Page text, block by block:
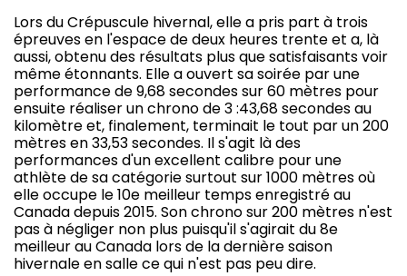
Lors du Crépuscule hivernal, elle a pris part à trois
épreuves en l'espace de deux heures trente et a, là
aussi, obtenu des résultats plus que satisfaisants voir
même étonnants. Elle a ouvert sa soirée par une
performance de 9,68 secondes sur 60 mètres pour
ensuite réaliser un chrono de 3 :43,68 secondes au
kilomètre et, finalement, terminait le tout par un 200
mètres en 33,53 secondes. Il s'agit là des
performances d'un excellent calibre pour une
athlète de sa catégorie surtout sur 1000 mètres où
elle occupe le 10e meilleur temps enregistré au
Canada depuis 2015. Son chrono sur 200 mètres n'est
pas à négliger non plus puisqu'il s'agirait du 8e
meilleur au Canada lors de la dernière saison
hivernale en salle ce qui n'est pas peu dire.